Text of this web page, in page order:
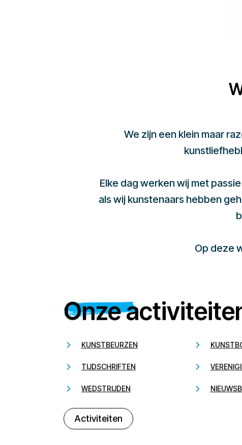
We zijn een klein maar
Elke dag werken wij met
als wij kunstenaars hebben
Op deze
Onze
KUNSTBEURZEN
TIJDSCHRIFTEN
WEDSTRIJDEN
Activiteiten